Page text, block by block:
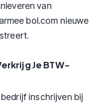
van
bol.com nieuwe
Je BTW-
inschrijven bij